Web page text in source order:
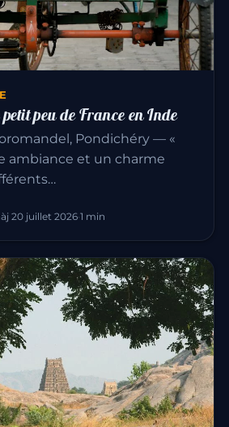
peu de France en Inde
Pondichéry — «
ambiance et un charme
20 juillet 2026·1 min